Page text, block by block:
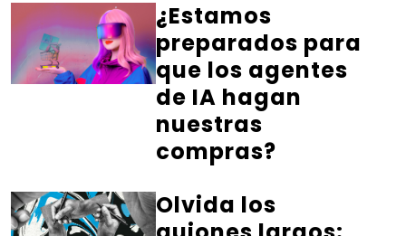
¿Estamos
preparados para
que los agentes
de IA hagan
nuestras
compras?
Olvida los